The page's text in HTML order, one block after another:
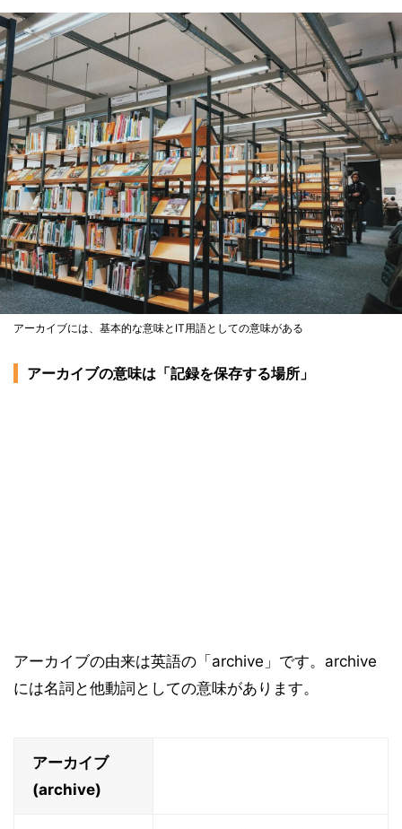
アーカイブには、基本的な意味とIT用語としての意味がある
アーカイブの意味は「記録を保存する場所」
アーカイブの由来は英語の「archive」です。archive
には名詞と他動詞としての意味があります。
アーカイブ
(archive)